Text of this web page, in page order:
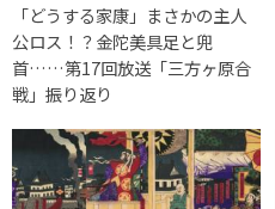
「どうする家康」まさかの主人
公ロス！？金陀美具足と兜
首……第17回放送「三方ヶ原合
戦」振り返り